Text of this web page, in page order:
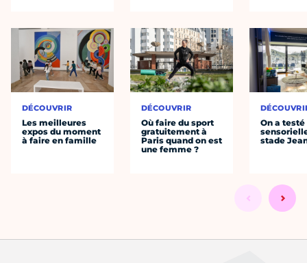
DÉCOUVRIR
Les meilleures
expos du moment
à faire en famille
DÉCOUVRIR
Où faire du sport
gratuitement à
Paris quand on est
une femme ?
On a
stade